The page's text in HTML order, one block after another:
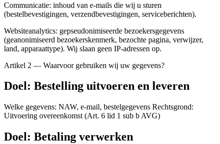
Communicatie: inhoud van e-mails die wij u sturen
(bestelbevestigingen, verzendbevestigingen, serviceberichten).
Websiteanalytics: gepseudonimiseerde bezoekersgegevens
(geanonimiseerd bezoekerskenmerk, bezochte pagina, verwijzer,
land, apparaattype). Wij slaan geen IP-adressen op.
Artikel 2 — Waarvoor gebruiken wij uw gegevens?
Doel: Bestelling uitvoeren en leveren
Welke gegevens: NAW, e-mail, bestelgegevens Rechtsgrond:
Uitvoering overeenkomst (Art. 6 lid 1 sub b AVG)
Doel: Betaling verwerken